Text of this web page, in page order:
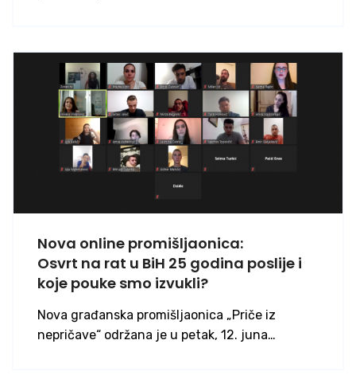
Nova online promišljaonica:
Osvrt na rat u BiH 25 godina poslije i
koje pouke smo izvukli?
Nova građanska promišljaonica „Priče iz
nepričave“ održana je u petak, 12. juna…